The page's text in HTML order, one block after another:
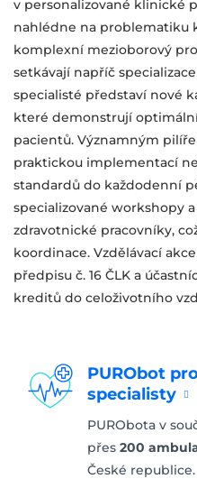
v personalizované klinické
nahlédne na problematiku
komplexní mezioborový
setkávají napříč
specialisté představí nové
které demonstrují
pacientů. Významným
praktickou implementací
standardů do každodenní
specializované workshopy
zdravotnické pracovníky,
koordinace. Vzdělávací
předpisu č. 16 ČLK a
kreditů do celoživotního
PURObot
specialisty
PURObota v
přes 200
České republice.